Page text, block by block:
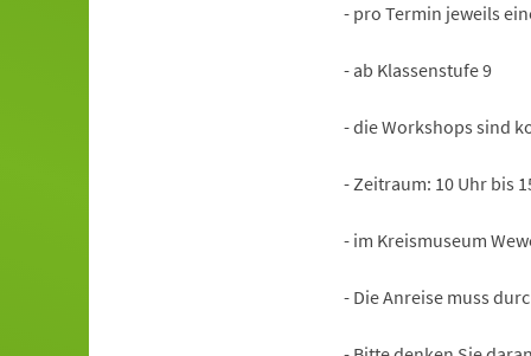
- pro Termin jeweils
- ab Klassenstufe 9
- die Workshops sind
- Zeitraum: 10 Uhr bis
- im Kreismuseum
- Die Anreise muss